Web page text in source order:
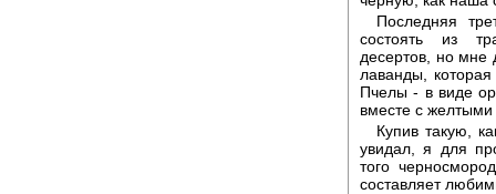
Последняя
состоять из
десертов, но мне
лаванды,
Пчелы - в виде
вместе с
Купив такую,
увидал, я для
того
составляет